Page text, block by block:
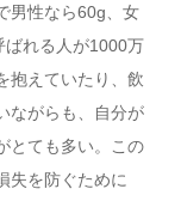
男性なら60g、女
ばれる人が1000万
抱えていたり、飲
ながらも、自分が
とても多い。この
失を防ぐために